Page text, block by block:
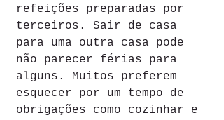
refeições preparadas por
terceiros. Sair de casa
para uma outra casa pode
não parecer férias para
alguns. Muitos preferem
esquecer por um tempo de
obrigações como cozinhar e